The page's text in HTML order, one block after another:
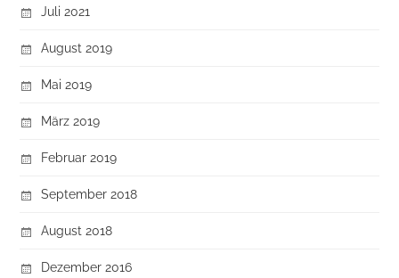
Juli 2021
August 2019
Mai 2019
März 2019
Februar 2019
September 2018
August 2018
Dezember 2016